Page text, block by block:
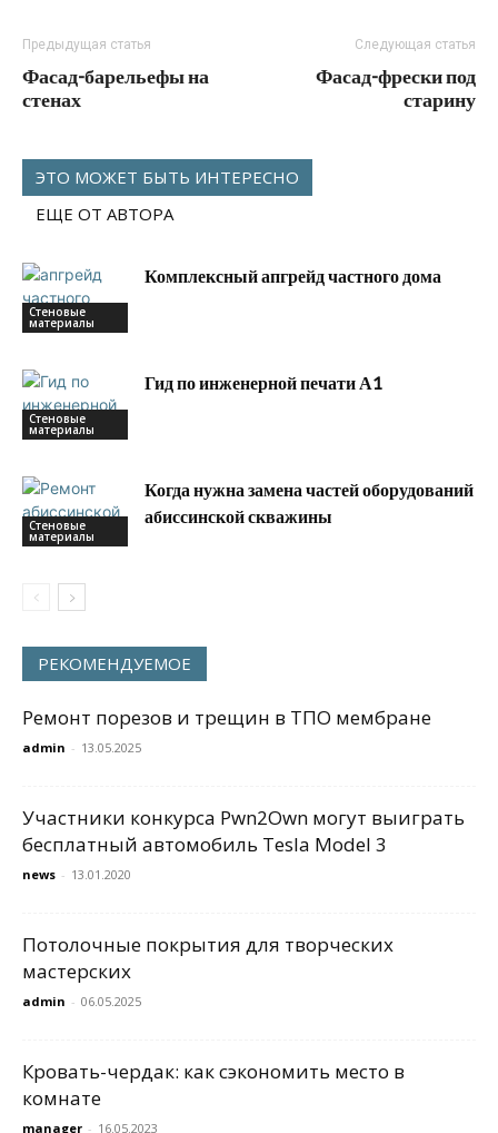
Предыдущая статья
Фасад-барельефы на
стенах
Следующая статья
Фасад-фрески под
старину
ЭТО МОЖЕТ БЫТЬ ИНТЕРЕСНО
ЕЩЕ ОТ АВТОРА
Стеновые
материалы
Комплексный апгрейд частного дома
Стеновые
материалы
Гид по инженерной печати А1
Стеновые
материалы
Когда нужна замена частей оборудований
абиссинской скважины
РЕКОМЕНДУЕМОЕ
Ремонт порезов и трещин в ТПО мембране
admin - 13.05.2025
Участники конкурса Pwn2Own могут выиграть
бесплатный автомобиль Tesla Model 3
news - 13.01.2020
Потолочные покрытия для творческих
мастерских
admin - 06.05.2025
Кровать-чердак: как сэкономить место в
комнате
manager - 16.05.2023